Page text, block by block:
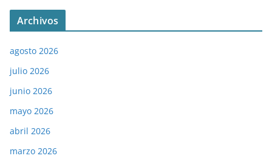
Archivos
agosto 2026
julio 2026
junio 2026
mayo 2026
abril 2026
marzo 2026